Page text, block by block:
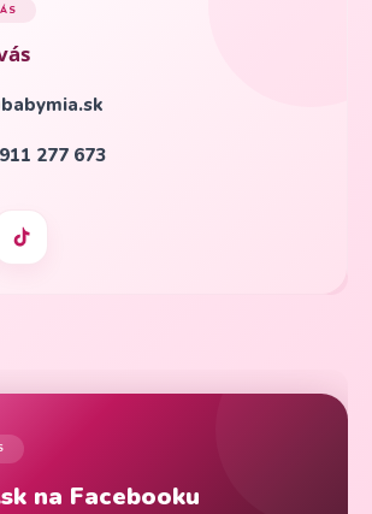
277 673
na Facebooku